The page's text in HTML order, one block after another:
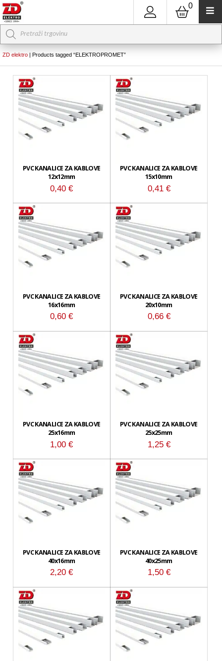
0
Products
search
ZD elektro | Products tagged “ELEKTROPROMET”
PVC KANALICE ZA KABLOVE
12x12mm
0,40€
PVC KANALICE ZA KABLOVE
15x10mm
0,41 €
PVC KANALICE ZA KABLOVE
16x16mm
0,60€
PVC KANALICE ZA KABLOVE
20x10mm
0,66 €
PVC KANALICE ZA KABLOVE
25x16mm
1,00€
PVC KANALICE ZA KABLOVE
25x25mm
1,25 €
PVC KANALICE ZA KABLOVE
40x16mm
2,20€
PVC KANALICE ZA KABLOVE
40x25mm
1,50 €